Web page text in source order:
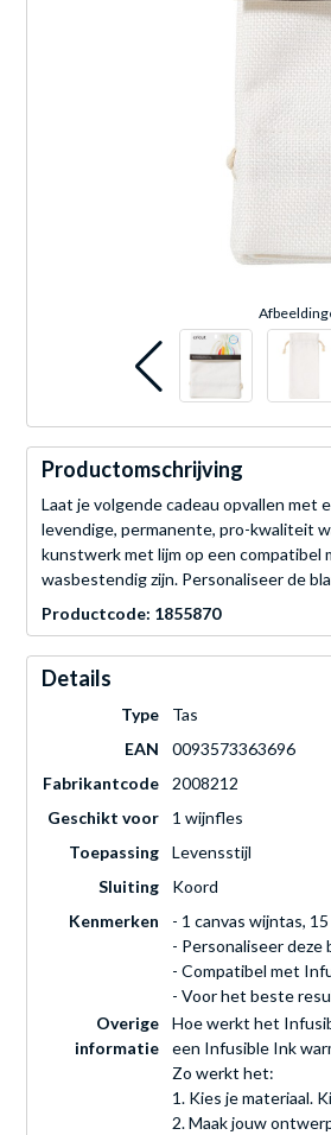
Productomschrijving
Laat je volgende cadeau opvallen
levendige, permanente, pro-kwaliteit
kunstwerk met lijm op een compatibel
wasbestendig zijn. Personaliseer de
Productcode: 1855870
Details
Type
Tas
EAN
0093573363696
Fabrikantcode
2008212
Geschikt voor
1 wijnfles
Toepassing
Levensstijl
Sluiting
Koord
Kenmerken
- 1 canvas wijntas,
- Personaliseer
- Compatibel met
- Voor het beste
Overige
informatie
Hoe werkt het
een Infusible Ink
Zo werkt het:
1. Kies je materiaal.
2. Maak jouw